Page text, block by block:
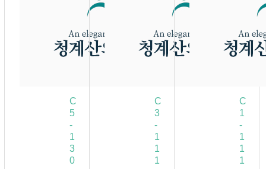
C
5
-
1
3
0
C
3
-
1
1
1
C
1
-
1
1
1